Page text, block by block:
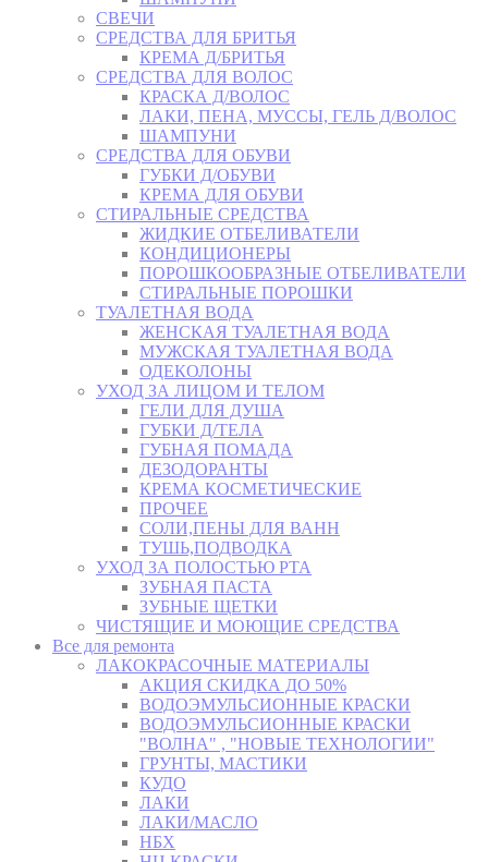
СВЕЧИ
СРЕДСТВА ДЛЯ БРИТЬЯ
КРЕМА Д/БРИТЬЯ
СРЕДСТВА ДЛЯ ВОЛОС
КРАСКА Д/ВОЛОС
ЛАКИ, ПЕНА, МУССЫ, ГЕЛЬ Д/ВОЛОС
ШАМПУНИ
СРЕДСТВА ДЛЯ ОБУВИ
ГУБКИ Д/ОБУВИ
КРЕМА ДЛЯ ОБУВИ
СТИРАЛЬНЫЕ СРЕДСТВА
ЖИДКИЕ ОТБЕЛИВАТЕЛИ
КОНДИЦИОНЕРЫ
ПОРОШКООБРАЗНЫЕ ОТБЕЛИВАТЕЛИ
СТИРАЛЬНЫЕ ПОРОШКИ
ТУАЛЕТНАЯ ВОДА
ЖЕНСКАЯ ТУАЛЕТНАЯ ВОДА
МУЖСКАЯ ТУАЛЕТНАЯ ВОДА
ОДЕКОЛОНЫ
УХОД ЗА ЛИЦОМ И ТЕЛОМ
ГЕЛИ ДЛЯ ДУША
ГУБКИ Д/ТЕЛА
ГУБНАЯ ПОМАДА
ДЕЗОДОРАНТЫ
КРЕМА КОСМЕТИЧЕСКИЕ
ПРОЧЕЕ
СОЛИ,ПЕНЫ ДЛЯ ВАНН
ТУШЬ,ПОДВОДКА
УХОД ЗА ПОЛОСТЬЮ РТА
ЗУБНАЯ ПАСТА
ЗУБНЫЕ ЩЕТКИ
ЧИСТЯЩИЕ И МОЮЩИЕ СРЕДСТВА
Все для ремонта
ЛАКОКРАСОЧНЫЕ МАТЕРИАЛЫ
АКЦИЯ СКИДКА ДО 50%
ВОДОЭМУЛЬСИОННЫЕ КРАСКИ
ВОДОЭМУЛЬСИОННЫЕ КРАСКИ
"ВОЛНА" , "НОВЫЕ ТЕХНОЛОГИИ"
ГРУНТЫ, МАСТИКИ
КУДО
ЛАКИ
ЛАКИ/МАСЛО
НБХ